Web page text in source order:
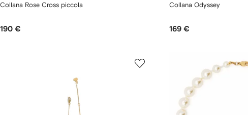
Collana Rose Cross piccola
190 €
Collana Odyssey
169 €